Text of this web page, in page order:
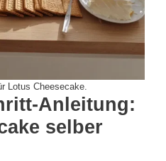
Lotus Cheesecake.
Anleitung:
selber